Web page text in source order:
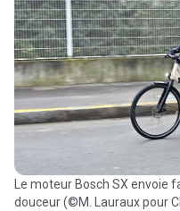
Le moteur Bosch SX envoie facilement à 25 km/h, mais en
douceur (©M. Lauraux pour